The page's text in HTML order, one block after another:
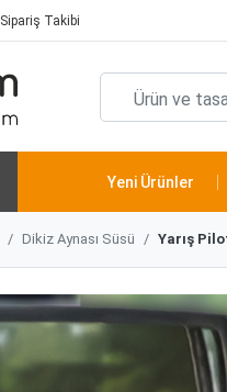
Sipariş Takibi
Yeni Ürünler
Dikiz Aynası Süsü Yarış